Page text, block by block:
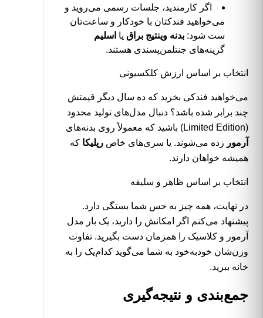
اگر کارمندید، جلسات رسمی می‌روید و
می‌خواهید فندکتان با خودکار و ساعت‌تان
ست شود: بدنه وینتیج براق یا اسلیم
گزینه‌های جنتلمن‌پسندی هستند.
انتخاب بر اساس ارزش کلکسیونی
می‌خواهید فندکی بخرید که ده سال دیگر قیمتش
چند برابر شده باشد؟ دنبال مدل‌های تولید محدود
(Limited Edition) باشید که معمولاً روی بدنه‌های
آرمور زده می‌شوند. یا سری‌های خاص رپلیکا که
همیشه خواهان دارند.
انتخاب بر اساس ظاهر و سلیقه
در نهایت، همه چیز به حس شما بستگی دارد.
پیشنهاد می‌کنم اگر امکانش را دارید، یک بار مدل
آرمور و کلاسیک را همزمان دست بگیرید. تفاوت
وزن‌شان خودبه‌خود به شما می‌گوید کدام‌یک را به
خانه ببرید.
جمع‌بندی و نتیجه‌گیری